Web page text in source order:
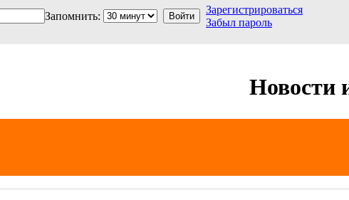
Запомнить:
Зарегистрироваться
Забыл пароль
Новости